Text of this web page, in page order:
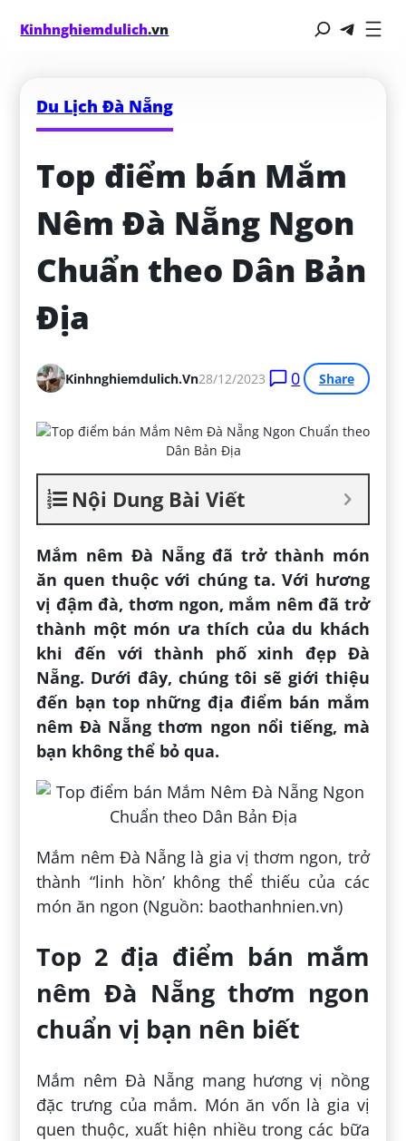
Kinhnghiemdulich.vn
Du Lịch Đà Nẵng
Top điểm bán Mắm
Nêm Đà Nẵng Ngon
Chuẩn theo Dân Bản
Địa
Kinhnghiemdulich.vn28/12/2023 0 Share
Nội Dung Bài Viết
Mắm nêm Đà Nẵng đã trở thành món
ăn quen thuộc với chúng ta. Với hương
vị đậm đà, thơm ngon, mắm nêm đã trở
thành một món ưa thích của du khách
khi đến với thành phố xinh đẹp Đà
Nẵng. Dưới đây, chúng tôi sẽ giới thiệu
đến bạn top những địa điểm bán mắm
nêm Đà Nẵng thơm ngon nổi tiếng, mà
bạn không thể bỏ qua.
Mắm nêm Đà Nẵng là gia vị thơm ngon, trở
thành “linh hồn’ không thể thiếu của các
món ăn ngon (Nguồn: baothanhnien.vn)
Top 2 địa điểm bán mắm
nêm Đà Nẵng thơm ngon
chuẩn vị bạn nên biết
Mắm nêm Đà Nẵng mang hương vị nồng
đặc trưng của mắm. Món ăn vốn là gia vị
quen thuộc, xuất hiện nhiều trong các bữa